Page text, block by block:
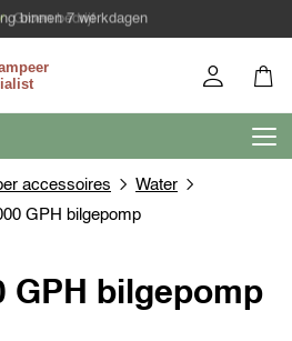
Groen bedrijf
binnen 7 werkdagen
accessoires
Water
GPH bilgepomp
GPH bilgepomp